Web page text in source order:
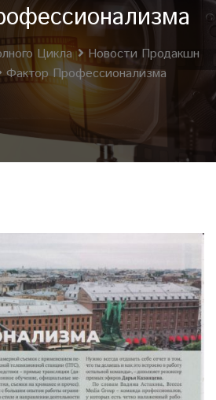
Цикла
Новости Продакшн
Фактор Профессионализма